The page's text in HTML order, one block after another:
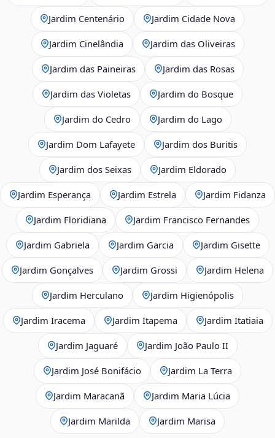
Jardim Centenário Jardim Cidade Nova
Jardim Cinelândia Jardim das Oliveiras
Jardim das Paineiras Jardim das Rosas
Jardim das Violetas Jardim do Bosque
Jardim do Cedro Jardim do Lago
Jardim Dom Lafayete Jardim dos Buritis
Jardim dos Seixas Jardim Eldorado
Jardim Esperança Jardim Estrela Jardim Fidanza
Jardim Floridiana Jardim Francisco Fernandes
Jardim Gabriela Jardim Garcia Jardim Gisette
Jardim Gonçalves Jardim Grossi Jardim Helena
Jardim Herculano Jardim Higienópolis
Jardim Iracema Jardim Itapema Jardim Itatiaia
Jardim Jaguaré Jardim João Paulo II
Jardim José Bonifácio Jardim La Terra
Jardim Maracanã Jardim Maria Lúcia
Jardim Marilda Jardim Marisa